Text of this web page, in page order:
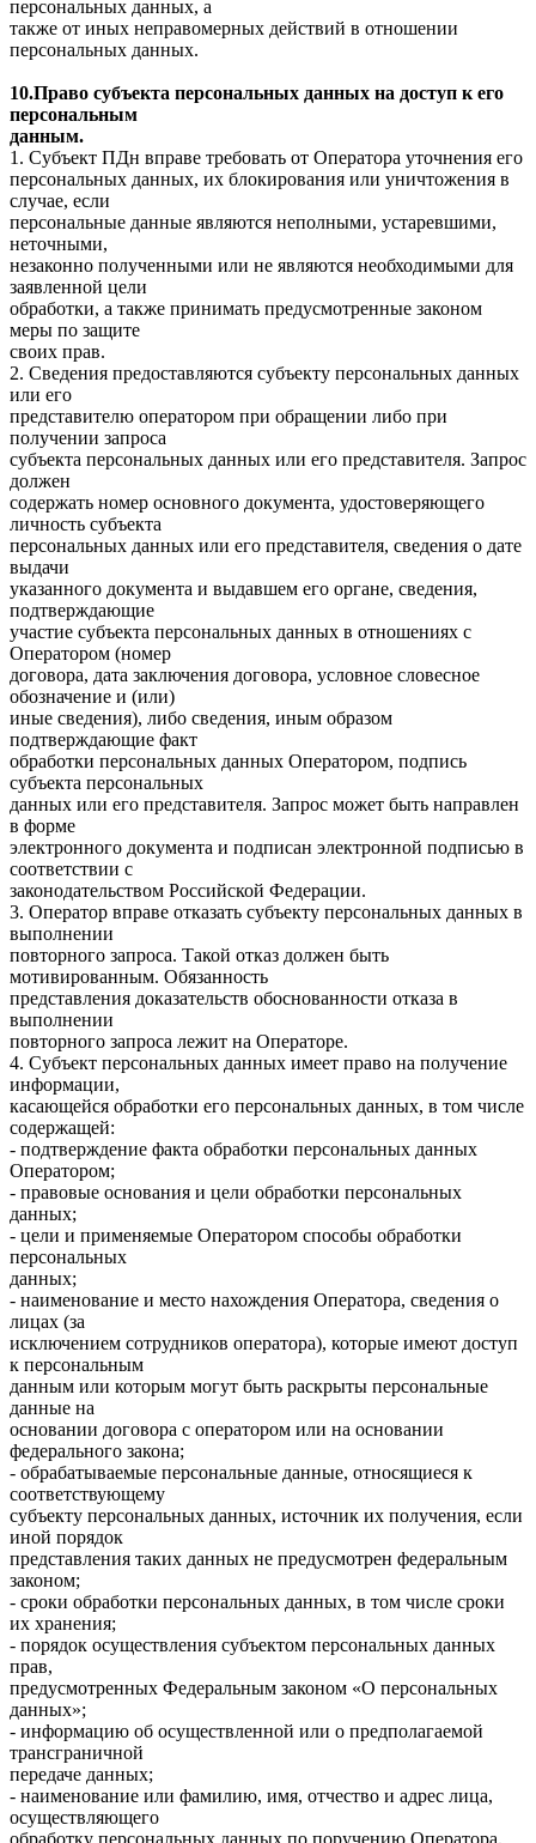
персональных данных, а
также от иных неправомерных действий в отношении
персональных данных.
10.Право субъекта персональных данных на доступ к его
персональным
данным.
1. Субъект ПДн вправе требовать от Оператора уточнения его
персональных данных, их блокирования или уничтожения в
случае, если
персональные данные являются неполными, устаревшими,
неточными,
незаконно полученными или не являются необходимыми для
заявленной цели
обработки, а также принимать предусмотренные законом
меры по защите
своих прав.
2. Сведения предоставляются субъекту персональных данных
или его
представителю оператором при обращении либо при
получении запроса
субъекта персональных данных или его представителя. Запрос
должен
содержать номер основного документа, удостоверяющего
личность субъекта
персональных данных или его представителя, сведения о дате
выдачи
указанного документа и выдавшем его органе, сведения,
подтверждающие
участие субъекта персональных данных в отношениях с
Оператором (номер
договора, дата заключения договора, условное словесное
обозначение и (или)
иные сведения), либо сведения, иным образом
подтверждающие факт
обработки персональных данных Оператором, подпись
субъекта персональных
данных или его представителя. Запрос может быть направлен
в форме
электронного документа и подписан электронной подписью в
соответствии с
законодательством Российской Федерации.
3. Оператор вправе отказать субъекту персональных данных в
выполнении
повторного запроса. Такой отказ должен быть
мотивированным. Обязанность
представления доказательств обоснованности отказа в
выполнении
повторного запроса лежит на Операторе.
4. Субъект персональных данных имеет право на получение
информации,
касающейся обработки его персональных данных, в том числе
содержащей:
- подтверждение факта обработки персональных данных
Оператором;
- правовые основания и цели обработки персональных
данных;
- цели и применяемые Оператором способы обработки
персональных
данных;
- наименование и место нахождения Оператора, сведения о
лицах (за
исключением сотрудников оператора), которые имеют доступ
к персональным
данным или которым могут быть раскрыты персональные
данные на
основании договора с оператором или на основании
федерального закона;
- обрабатываемые персональные данные, относящиеся к
соответствующему
субъекту персональных данных, источник их получения, если
иной порядок
представления таких данных не предусмотрен федеральным
законом;
- сроки обработки персональных данных, в том числе сроки
их хранения;
- порядок осуществления субъектом персональных данных
прав,
предусмотренных Федеральным законом «О персональных
данных»;
- информацию об осуществленной или о предполагаемой
трансграничной
передаче данных;
- наименование или фамилию, имя, отчество и адрес лица,
осуществляющего